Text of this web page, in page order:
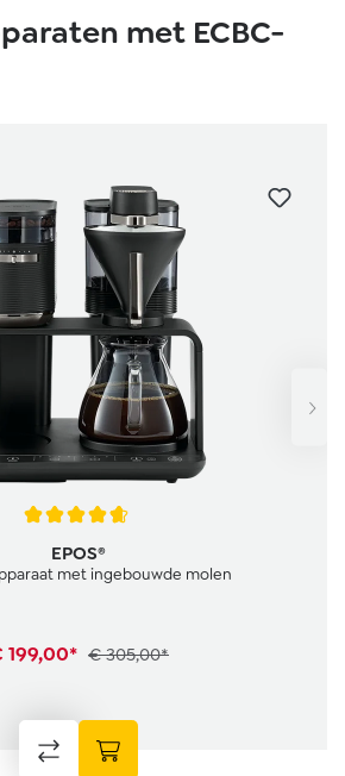
met ECBC-
EPOS®
met ingebouwde molen
199,00* € 305,00*